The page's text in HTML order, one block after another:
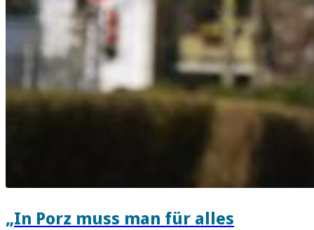
„In Porz muss man für alles